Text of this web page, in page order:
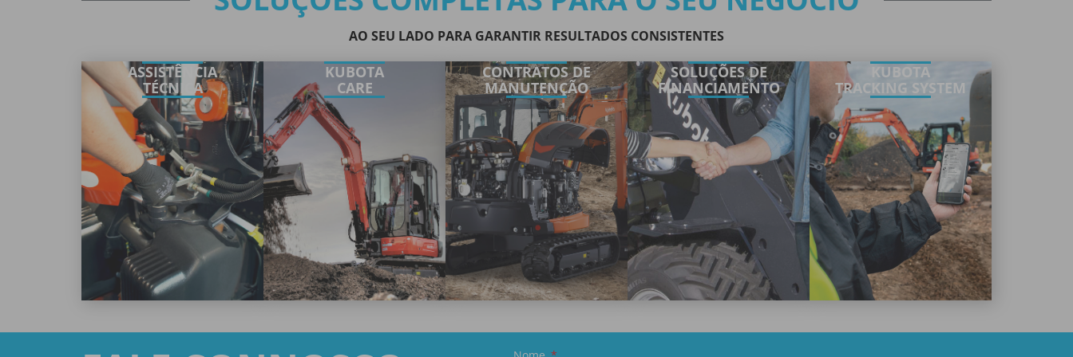
AO SEU LADO PARA GARANTIR RESULTADOS CONSISTENTES
ASSISTÊNCIA
TÉCNICA
KUBOTA
CARE
CONTRATOS DE
MANUTENÇÃO
SOLUÇÕES DE
FINANCIAMENTO
KUBOTA
TRACKING SYSTEM